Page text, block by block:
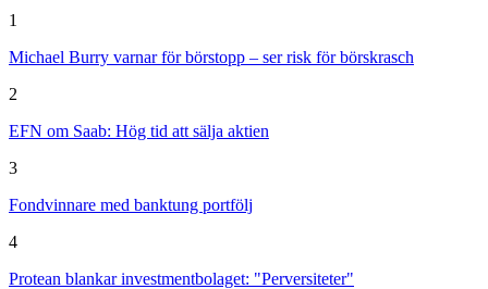
1
Michael Burry varnar för börstopp – ser risk för börskrasch
2
EFN om Saab: Hög tid att sälja aktien
3
Fondvinnare med banktung portfölj
4
Protean blankar investmentbolaget: "Perversiteter"